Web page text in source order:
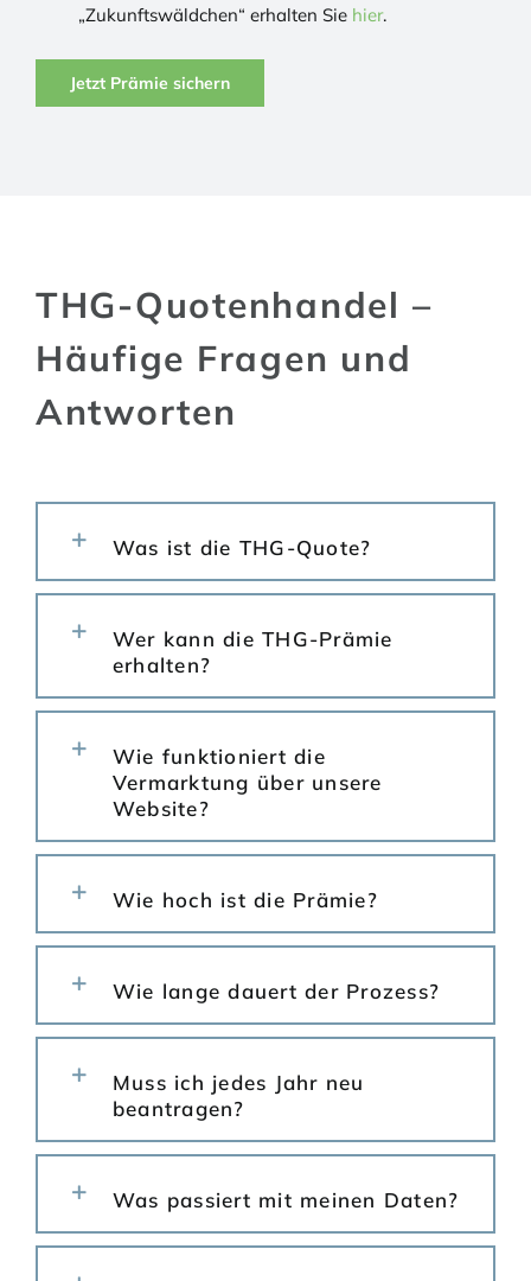
„Zukunftswäldchen“ erhalten Sie hier.
Jetzt Prämie sichern
THG-Quotenhandel –
Häufige Fragen und
Antworten
Was ist die THG-Quote?
Wer kann die THG-Prämie
erhalten?
Wie funktioniert die
Vermarktung über unsere
Website?
Wie hoch ist die Prämie?
Wie lange dauert der Prozess?
Muss ich jedes Jahr neu
beantragen?
Was passiert mit meinen Daten?